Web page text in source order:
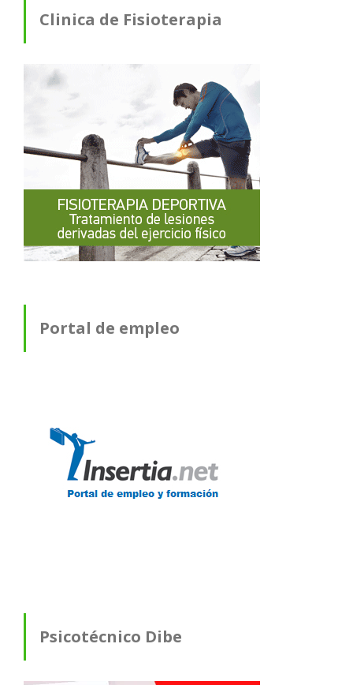
Clinica de Fisioterapia
Portal de empleo
Psicotécnico Dibe